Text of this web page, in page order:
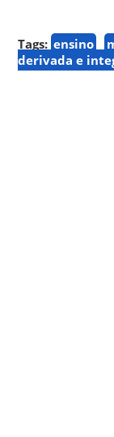
Tags: ensino
derivada e